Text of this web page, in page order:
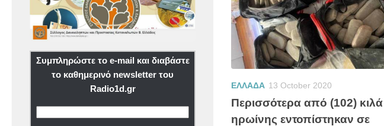
ΕΛΛΑΔΑ 13 October 2020
Περισσότερα από (102) κιλά
ηρωίνης εντοπίστηκαν σε
Συμπληρώστε το e-mail και διαβάστε
το καθημερινό newsletter του
Radio1d.gr